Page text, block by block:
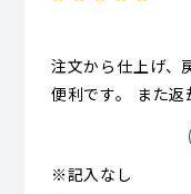
注文から仕上げ、
便利です。 また返
※記入なし